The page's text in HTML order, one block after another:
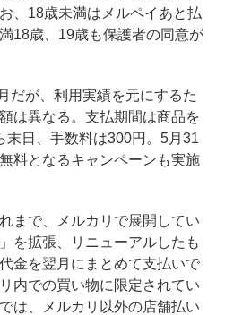
、18歳未満はメルペイあと払
18歳、19歳も保護者の同意が
だが、利用実績を元にするた
は異なる。支払期間は商品を
末日、手数料は300円。5月31
料となるキャンペーンも実施
まで、メルカリで展開してい
を拡張、リニューアルしたも
金を翌月にまとめて支払いで
内での買い物に限定されてい
は、メルカリ以外の店舗払い